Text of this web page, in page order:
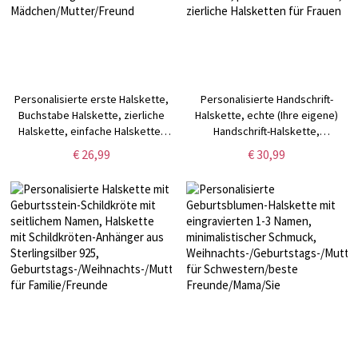
Personalisierte erste Halskette,
Buchstabe Halskette, zierliche
Halskette, einfache Halskette,
Weihnachtsgeschenk für
Mädchen/Mutter/Freund
€ 26,99
Personalisierte Handschrift-
Halskette, echte (Ihre eigene)
Handschrift-Halskette,
personalisierter Signatur-
Schmuck, perfektes Geschenk,
zierliche Halsketten für Frauen
€ 30,99